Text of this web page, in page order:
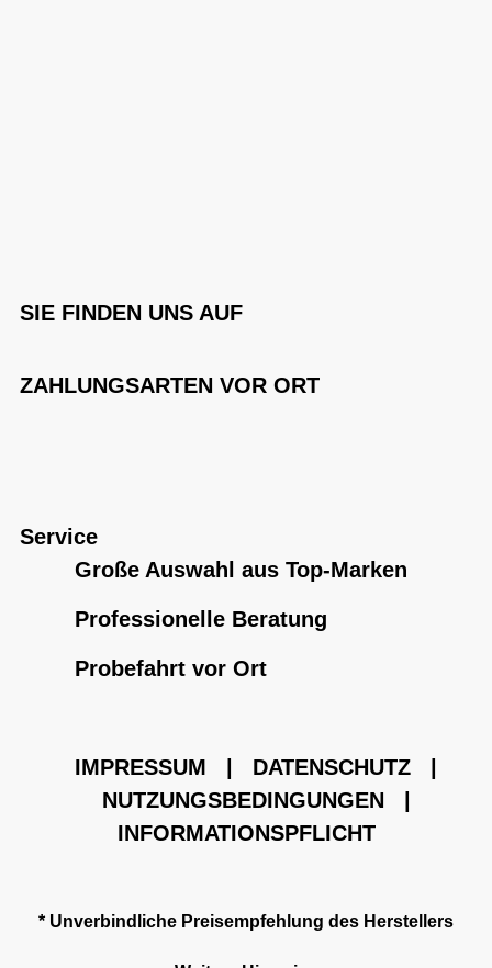
SIE FINDEN UNS AUF
ZAHLUNGSARTEN VOR ORT
Service
Große Auswahl aus Top-Marken
Professionelle Beratung
Probefahrt vor Ort
IMPRESSUM DATENSCHUTZ
NUTZUNGSBEDINGUNGEN
INFORMATIONSPFLICHT
* Unverbindliche Preisempfehlung des Herstellers